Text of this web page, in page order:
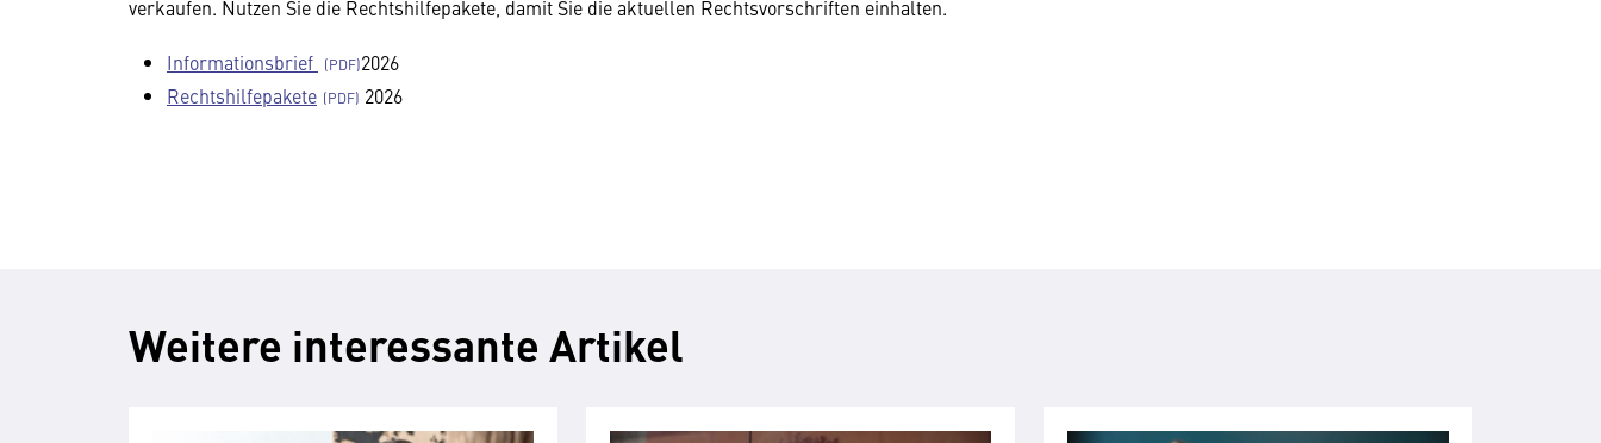
verkaufen. Nutzen Sie die Rechtshilfepakete, damit Sie die aktuellen Rechtsvorschriften einhalten.
Informationsbrief
2026
Rechtshilfepakete
2026
Weitere interessante Artikel